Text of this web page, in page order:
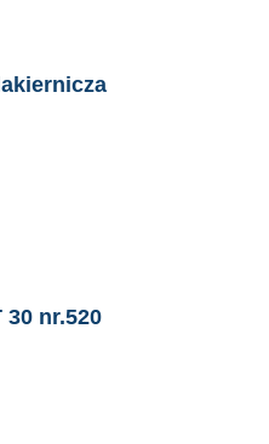
30 nr.520